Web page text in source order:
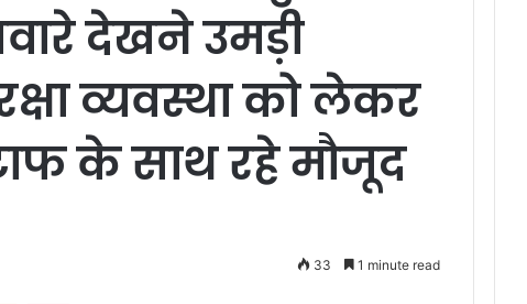
देखने उमड़ी
व्यवस्था को लेकर
के साथ रहे मौजूद
33 1 minute read